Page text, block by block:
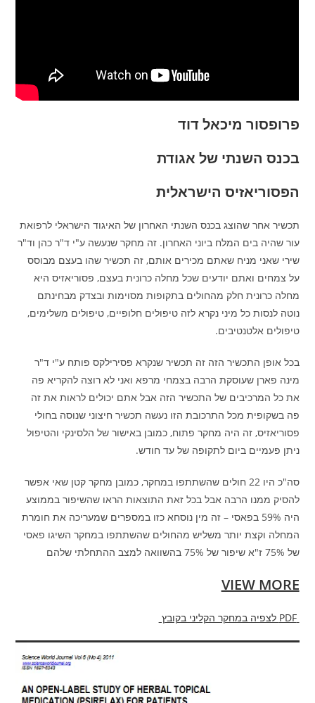
פרופסור מיכאל דוד
בכנס השנתי של אגודת
הפסוריאזיס הישראלית
תכשיר אחר שהוצג בכנס השנתי האחרון של האיגוד הישראלי לרפואת
עור שהיה בים המלח ביוני האחרון. זה מחקר שנעשה ע"י ד"ר כהן וד"ר
שירי שאני מניח שאתם מכירים אותם, זה תכשיר שהו בעצם מבוסס
על צמחים ואתם יודעים שכל מחלה כרונית בעצם, פסוריאזיס היא
מחלה כרונית חלק מהחולים בתקופות מסוימות ובצדק מבחינתם
נוטה לנסות כל מיני נקרא לזה טיפולים חלופיים, טיפולים משלימים,
טיפולים אלטנטיבים.
בכל אופן התכשיר הזה זה תכשיר שנקרא פסירילקס פותח ע"י ד"ר
מינה פארן שעוסקת הרבה בצמחי מרפא ואני לא רוצה להקריא פה
את כל המרכיבים של התכשיר הזה אבל אתם יכולים לראות את זה
פה בשקופית מכל התרכובת הזו נעשה תכשיר חיצוני שנוסה בחולי
פסוריאזיס, זה היה מחקר פתוח, כמובן באישור של הלסינקי והטיפול
ניתן פעמיים ביום לתקופה של עד חודש.
סה"כ היו 22 חולים שהשתתפו במחקר, כמובן מחקר קטן שאי אפשר
להסיק ממנו הרבה אבל בכל זאת התוצאות הראו שהשיפור בממוצע
היה 59% בפאסי – זה מין נוסחא כזו במספרים שמעריכה את חומרת
המחלה וקצת יותר משליש מהחולים שהשתתפו במחקר השיגו פאסי
של 75% ז"א שיפור של 75% בהשוואה למצב ההתחלתי שלהם
VIEW MORE
PDF לצפיה במחקר הקליני בקובץ